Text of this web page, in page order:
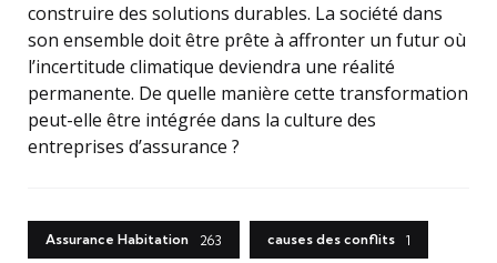
construire des solutions durables. La société dans
son ensemble doit être prête à affronter un futur où
l’incertitude climatique deviendra une réalité
permanente. De quelle manière cette transformation
peut-elle être intégrée dans la culture des
entreprises d’assurance ?
Assurance Habitation 263 causes des conflits 1